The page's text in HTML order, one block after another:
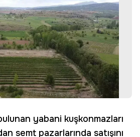
yabani kuşkonmazları
semt pazarlarında satışını